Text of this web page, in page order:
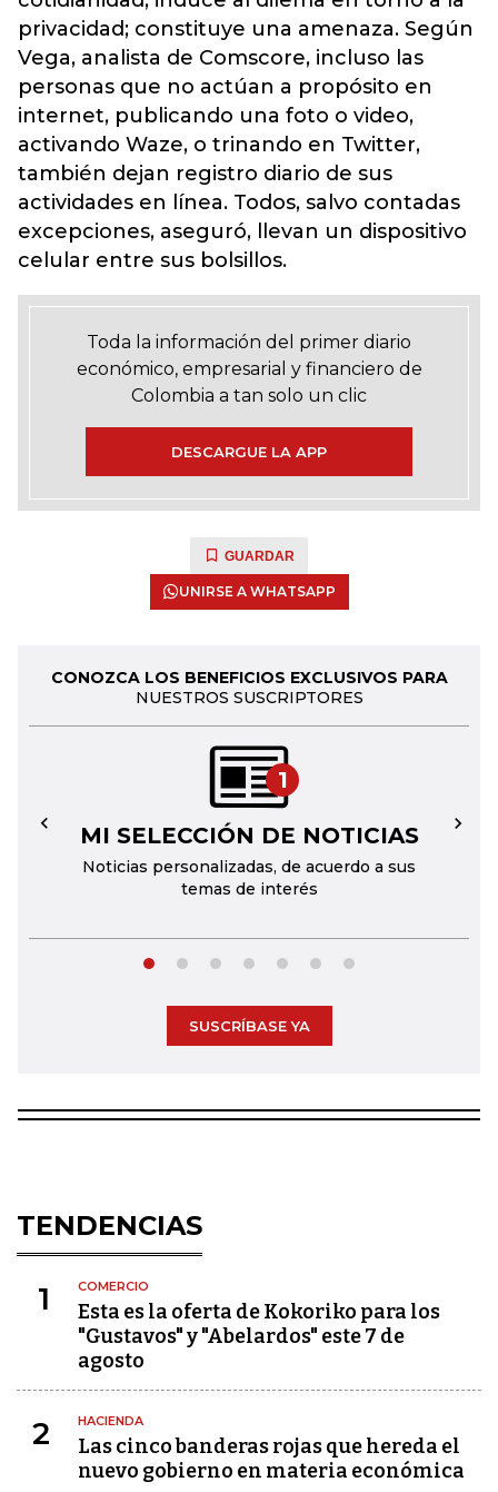
privacidad; constituye una amenaza. Según
Vega, analista de Comscore, incluso las
personas que no actúan a propósito en
internet, publicando una foto o video,
activando Waze, o trinando en Twitter,
también dejan registro diario de sus
actividades en línea. Todos, salvo contadas
excepciones, aseguró, llevan un dispositivo
celular entre sus bolsillos.
Toda la información del primer diario
económico, empresarial y financiero de
Colombia a tan solo un clic
DESCARGUE LA APP
GUARDAR
UNIRSE A WHATSAPP
CONOZCA LOS BENEFICIOS EXCLUSIVOS PARA
NUESTROS SUSCRIPTORES
1
MI SELECCIÓN DE NOTICIAS
Noticias personalizadas, de acuerdo a sus
temas de interés
← →
SUSCRÍBASE YA
TENDENCIAS
1 COMERCIO
Esta es la oferta de Kokoriko para los
"Gustavos" y "Abelardos" este 7 de
agosto
2 HACIENDA
Las cinco banderas rojas que hereda el
nuevo gobierno en materia económica